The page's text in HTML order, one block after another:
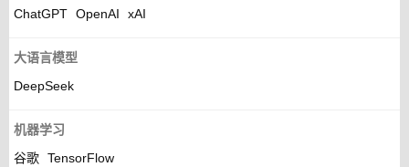
ChatGPT OpenAI xAI
大语言模型
DeepSeek
机器学习
谷歌 TensorFlow